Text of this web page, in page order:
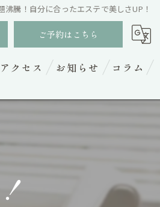
沸騰！自分に合ったエステで美しさUP！
ご予約はこちら
アクセス お知らせ コラム